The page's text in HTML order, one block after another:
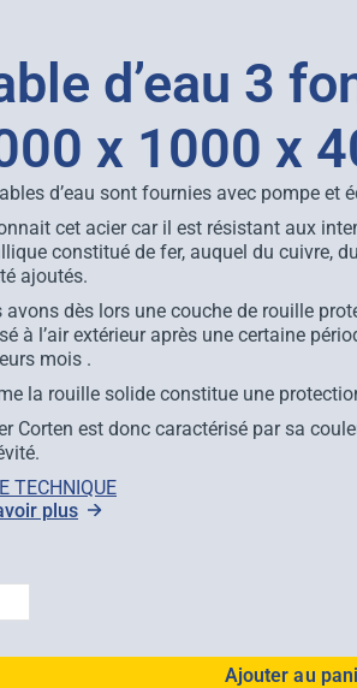
d’eau 3
x 1000 x
d’eau sont fournies avec pompe et
cet acier car il est résistant aux
constitué de fer, auquel du cuivre,
ajoutés.
avons dès lors une couche de rouille
à l’air extérieur après une certaine
mois .
la rouille solide constitue une
Corten est donc caractérisé par sa
TECHNIQUE
plus
Ajouter au